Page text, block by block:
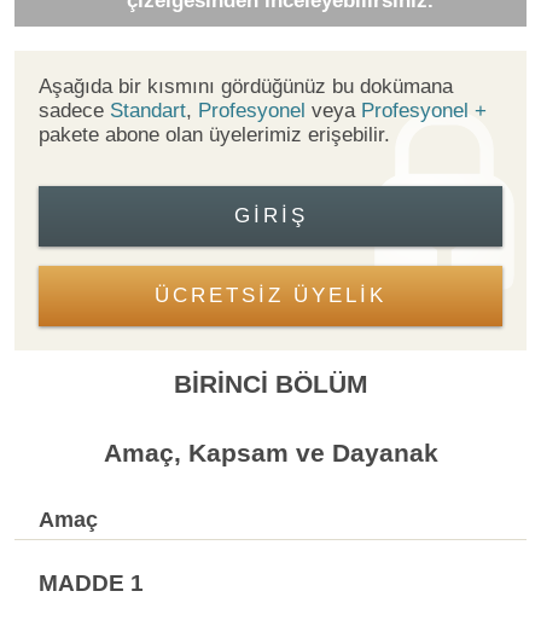
Aşağıda bir kısmını gördüğünüz bu dokümana
sadece Standart, Profesyonel veya Profesyonel +
pakete abone olan üyelerimiz erişebilir.
GIRIŞ
ÜCRETSİZ ÜYELİK
BİRİNCİ BÖLÜM
Amaç, Kapsam ve Dayanak
Amaç
MADDE 1